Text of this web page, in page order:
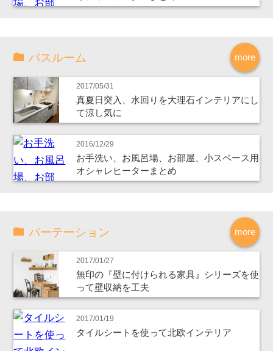
more
バスルーム
2017/05/31
真夏日突入、水回りを大理石インテリアにし
て涼し気に
2016/12/29
お手洗い、お風呂場、お部屋、小スペース用
オシャレヒーターまとめ
more
パーテーション
2017/01/27
無印の『壁に付けられる家具』シリーズを使
って壁収納を工夫
2017/01/19
タイルシートを使って北欧インテリア